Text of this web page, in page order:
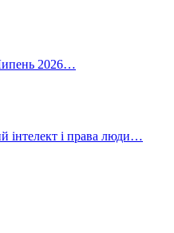
2026…
інтелект і права люди…